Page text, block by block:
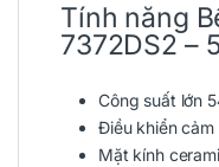
Tính năng
7372DS2 –
Công suất lớn
Điều khiển
Mặt kính